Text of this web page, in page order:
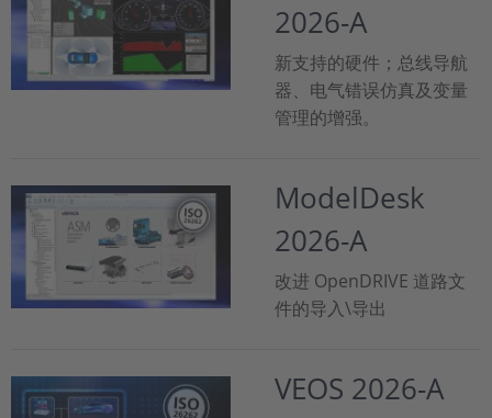
2026-A
新支持的硬件；总线导航
器、电气错误仿真及变量
管理的增强。
ModelDesk
2026-A
改进 OpenDRIVE 道路文
件的导入\导出
VEOS 2026-A